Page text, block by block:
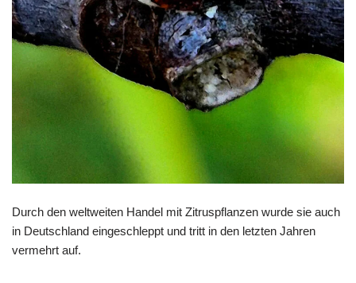
Durch den weltweiten Handel mit Zitruspflanzen wurde sie auch
in Deutschland eingeschleppt und tritt in den letzten Jahren
vermehrt auf.